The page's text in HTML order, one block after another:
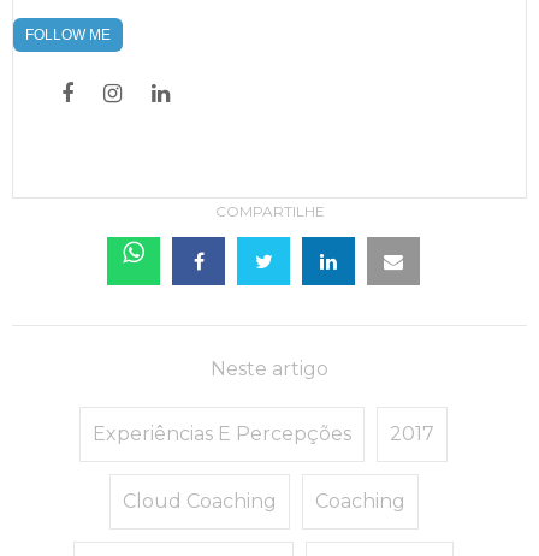
FOLLOW ME
COMPARTILHE
Neste artigo
Experiências E Percepções 2017
Cloud Coaching Coaching